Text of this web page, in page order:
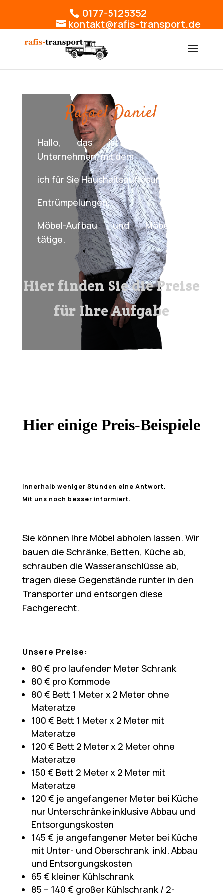
0177-5125352
kontakt@rafis-transport.de
Rafael Daniel
Hallo, das ist mein kleines
Unternehmen, mit dem
ich für Sie Haushaltsauflösungen,
Entrümpelungen,
Möbel-Aufbau und Möbel-Abbau
tätige.
Hier finden Sie die Preise
für Ihre Aufgabe
Hier einige Preis-Beispiele
Innerhalb weniger Stunden eine Antwort.
Mit uns noch besser informiert.
Sie können Ihre Möbel abholen lassen. Wir
bauen die Schränke, Betten, Küche ab,
schrauben die Wasseranschlüsse ab,
tragen diese Gegenstände runter in den
Transporter und entsorgen diese
Fachgerecht.
Unsere Preise:
80 € pro laufenden Meter Schrank
80 € pro Kommode
80 € Bett 1 Meter x 2 Meter ohne
Materatze
100 € Bett 1 Meter x 2 Meter mit
Materatze
120 € Bett 2 Meter x 2 Meter ohne
Materatze
150 € Bett 2 Meter x 2 Meter mit
Materatze
120 € je angefangener Meter bei Küche
nur Unterschränke inklusive Abbau und
Entsorgungskosten
145 € je angefangener Meter bei Küche
mit Unter- und Oberschrank inkl. Abbau
und Entsorgungskosten
65 € kleiner Kühlschrank
85 – 140 € großer Kühlschrank / 2-